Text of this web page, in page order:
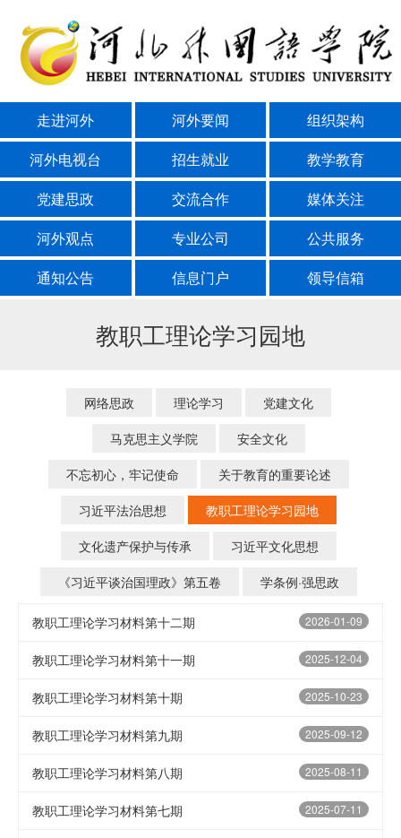
走进河外 河外要闻
组织架构
河外电视台
招生就业
教学教育
党建思政
交流合作
媒体关注
河外观点
专业公司
公共服务
通知公告
信息门户 领导信箱
教职工理论学习园地
网络思政 理论学习
党建文化
马克思主义学院
安全文化
不忘初心，牢记使命
关于教育的重要论述
习近平法治思想
教职工理论学习园地
文化遗产保护与传承
习近平文化思想
《习近平谈治国理政》第五卷
学条例·强思政
2026-01-09
教职工理论学习材料第十二期
2025-12-04
教职工理论学习材料第十一期
2025-10-23
教职工理论学习材料第十期
2025-09-12
教职工理论学习材料第九期
2025-08-11
教职工理论学习材料第八期
2025-07-11
教职工理论学习材料第七期